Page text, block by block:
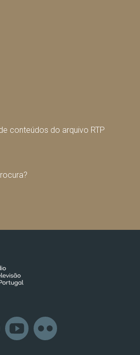
conteúdos do arquivo RTP